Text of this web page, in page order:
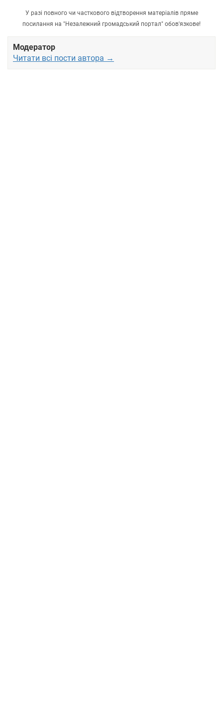
У разі повного чи часткового відтворення матеріалів пряме
посилання на "Незалежний громадський портал" обов'язкове!
Модератор
Читати всі пости автора →